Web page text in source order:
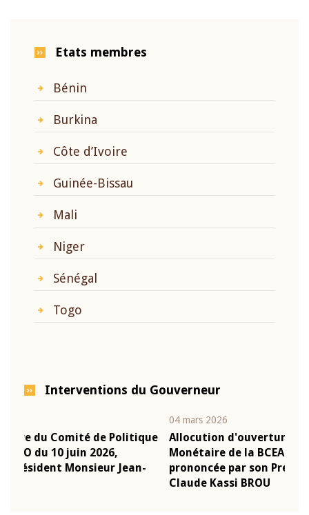
Etats membres
Bénin
Burkina
Côte d’Ivoire
Guinée-Bissau
Mali
Niger
Sénégal
Togo
Interventions du Gouverneur
Allocution d'ouverture du Comité de Politique
Monétaire de la BCEAO du 4 mars 2026,
prononcée par son Président Monsieur Jean-